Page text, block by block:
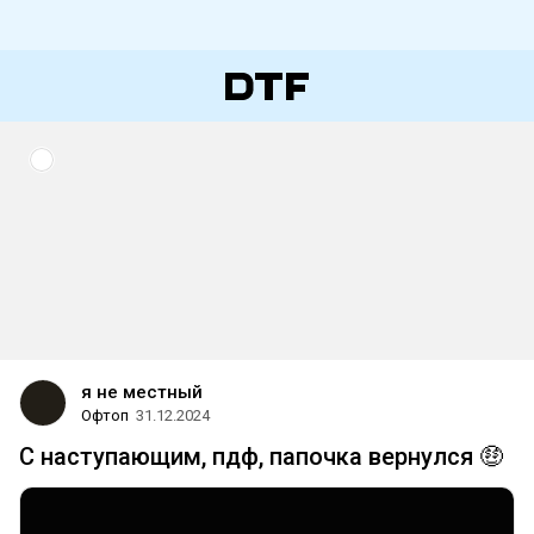
я не местный
Офтоп 31.12.2024
С наступающим, пдф, папочка вернулся 🤑